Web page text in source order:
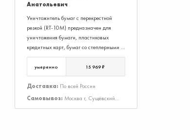
Анатольевич
Уничтожитель бумаг с перекрестной
резкой (RT-10М) предназначен для
уничтожения бумаги, пластиковых
кредитных карт, бумаг со степлерными и
тонкими канцелярскими скрепками.
Удобные функции значительно облегчают
работу: защита от перегрева двигателя
Рабочий цикл безостановочной работы/
отдыха - 10/20 минут. Максимальный
умеренно 15 969 ₽
Доставка: По всей России
Самовывоз: Москва г, Сущёвский
Вал ул, Дом 43, Строение 3